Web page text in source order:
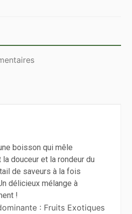
boisson qui mêle
douceur et la rondeur du
de saveurs à la fois
délicieux mélange à
!
: Fruits Exotiques